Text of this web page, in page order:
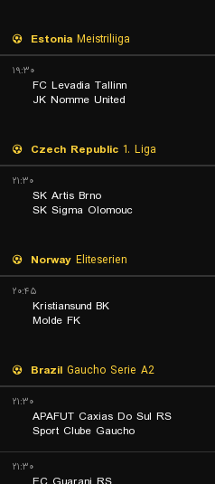
Estonia Meistriliiga
۱۹:۳۰
FC Levadia Tallinn
JK Nomme United
Czech Republic 1. Liga
۲۱:۳۰
SK Artis Brno
SK Sigma Olomouc
Norway Eliteserien
۲۰:۴۵
Kristiansund BK
Molde FK
Brazil Gaucho Serie A2
۲۱:۳۰
APAFUT Caxias Do Sul RS
Sport Clube Gaucho
۲۱:۳۰